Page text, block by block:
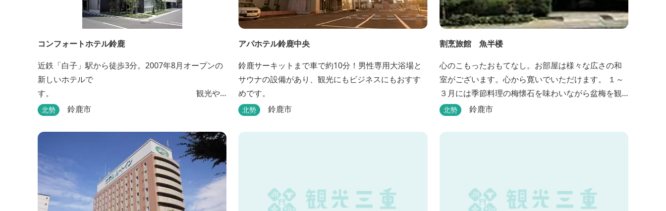
コンフォートホテル鈴鹿
近鉄「白子」駅から徒歩3分。2007年8月オープンの
新しいホテルで
す。 観光や
ビジネスの拠点としてご利用頂けます。 ●朝食無料
●バリアフリー対応のユニバーサルルームあり●
北勢 鈴鹿市
アパホテル鈴鹿中央
鈴鹿サーキットまで車で約10分！男性専用大浴場と
サウナの設備があり、観光にもビジネスにもおすす
めです。
北勢 鈴鹿市
割烹旅館 魚半楼
心のこもったおもてなし。お部屋は様々な広さの和
室がございます。心から寛いでいただけます。 １～
３月には季節料理の梅懐石を味わいながら盆梅を観
賞することができるとあって、大人の女性にも人気
北勢 鈴鹿市